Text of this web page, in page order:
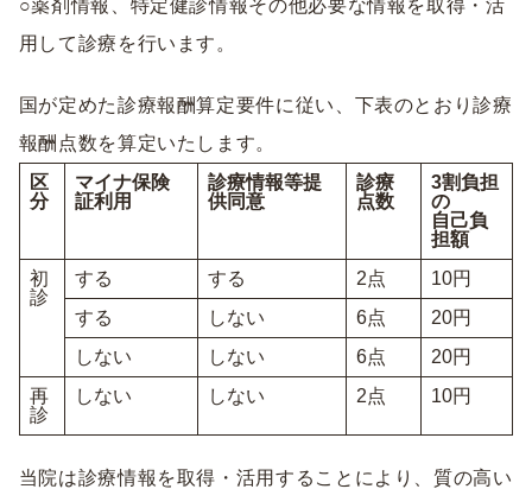
○薬剤情報、特定健診情報その他必要な情報を取得・活
用して診療を行います。
国が定めた診療報酬算定要件に従い、下表のとおり診療
報酬点数を算定いたします。
区
分
マイナ保険
証利用
診療情報等提
供同意
診療
点数
3割負担
の
自己負
担額
初
診
する する 2点
10円
する
しない 6点
20円
しない
しない 6点
20円
再
診
しない しない 2点 10円
当院は診療情報を取得・活用することにより、質の高い